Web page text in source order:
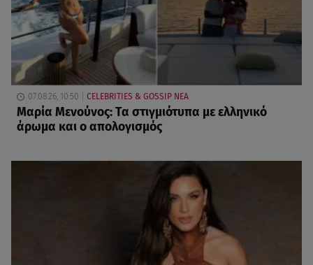
07.08.26, 10:50 CELEBRITIES & GOSSIP ΝΕΑ
Μαρία Μενούνος: Τα στιγμιότυπα με ελληνικό
άρωμα και ο απολογισμός